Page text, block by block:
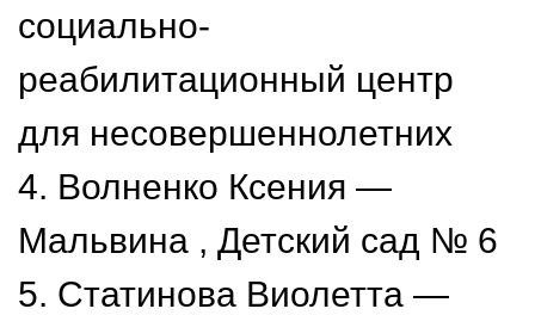
социально-
реабилитационный центр
для несовершеннолетних
4. Волненко Ксения —
Мальвина , Детский сад № 6
5. Статинова Виолетта —